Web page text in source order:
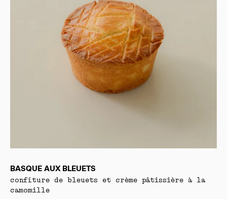
BASQUE AUX BLEUETS
confiture de bleuets et crème pâtissière à la
camomille